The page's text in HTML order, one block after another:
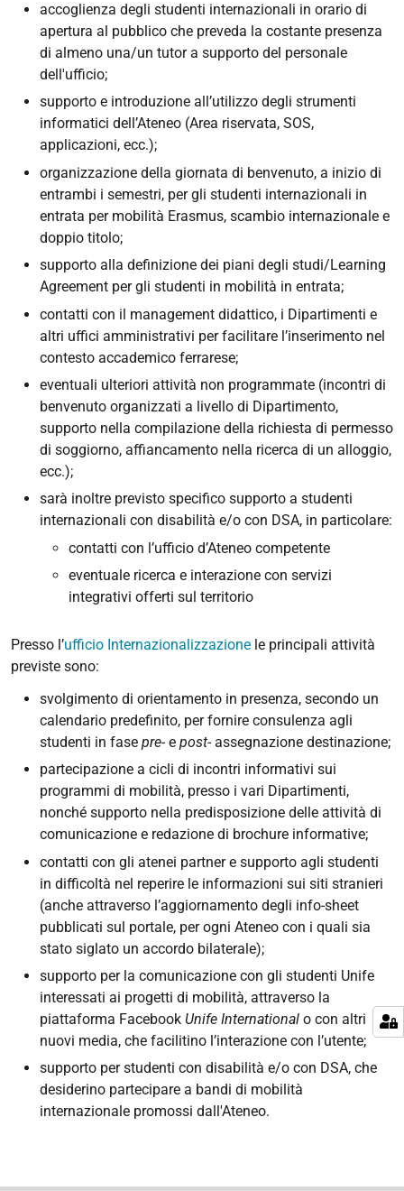
accoglienza degli studenti internazionali in orario di
apertura al pubblico che preveda la costante presenza
di almeno una/un tutor a supporto del personale
dell'ufficio;
supporto e introduzione all’utilizzo degli strumenti
informatici dell’Ateneo (Area riservata, SOS,
applicazioni, ecc.);
organizzazione della giornata di benvenuto, a inizio di
entrambi i semestri, per gli studenti internazionali in
entrata per mobilità Erasmus, scambio internazionale e
doppio titolo;
supporto alla definizione dei piani degli studi/Learning
Agreement per gli studenti in mobilità in entrata;
contatti con il management didattico, i Dipartimenti e
altri uffici amministrativi per facilitare l’inserimento nel
contesto accademico ferrarese;
eventuali ulteriori attività non programmate (incontri di
benvenuto organizzati a livello di Dipartimento,
supporto nella compilazione della richiesta di permesso
di soggiorno, affiancamento nella ricerca di un alloggio,
ecc.);
sarà inoltre previsto specifico supporto a studenti
internazionali con disabilità e/o con DSA, in particolare:
contatti con l’ufficio d’Ateneo competente
eventuale ricerca e interazione con servizi
integrativi offerti sul territorio
Presso l’ufficio Internazionalizzazione le principali attività
previste sono:
svolgimento di orientamento in presenza, secondo un
calendario predefinito, per fornire consulenza agli
studenti in fase pre- e post- assegnazione destinazione;
partecipazione a cicli di incontri informativi sui
programmi di mobilità, presso i vari Dipartimenti,
nonché supporto nella predisposizione delle attività di
comunicazione e redazione di brochure informative;
contatti con gli atenei partner e supporto agli studenti
in difficoltà nel reperire le informazioni sui siti stranieri
(anche attraverso l’aggiornamento degli info-sheet
pubblicati sul portale, per ogni Ateneo con i quali sia
stato siglato un accordo bilaterale);
supporto per la comunicazione con gli studenti Unife
interessati ai progetti di mobilità, attraverso la
piattaforma Facebook Unife International o con altri
nuovi media, che facilitino l’interazione con l’utente;
supporto per studenti con disabilità e/o con DSA, che
desiderino partecipare a bandi di mobilità
internazionale promossi dall'Ateneo.